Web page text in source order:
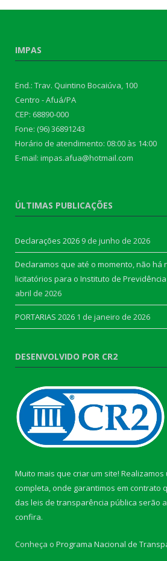
IMPAS
End.: Trav. Quintino Bocaiúva, 100
Centro - Afuá/PA
CEP: 68890-000
Fone: (96) 36891243
Horário de atendimento: 08:00 às 14:00
E-mail: impas.afua@hotmail.com
ÚLTIMAS PUBLICAÇÕES
Declarações 2026 9 de junho de 2026
Declaramos que até o momento, não há
licitatórios para o Instituto de Previdência
abril de 2026
PORTARIAS 2026 1 de janeiro de 2026
DESENVOLVIDO POR CR2
Muito mais que criar um site!
completa, onde garantimos em contrato
das leis de transparência pública serão
confira.
Conheça o Programa Nacional de